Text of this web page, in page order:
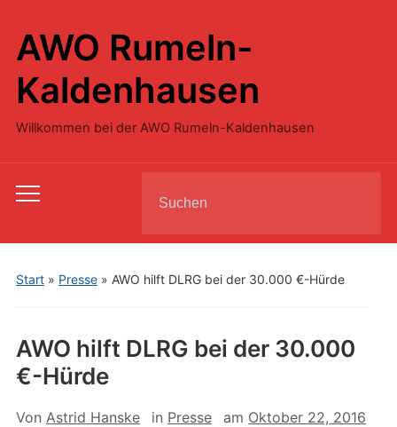
AWO Rumeln-
Kaldenhausen
Willkommen bei der AWO Rumeln-Kaldenhausen
Toggle
menu
for:
Start» Presse» AWO hilft DLRG bei der 30.000 €-Hürde
AWO hilft DLRG bei der 30.000
€-Hürde
Von Astrid Hanske in Presse am Oktober 22, 2016